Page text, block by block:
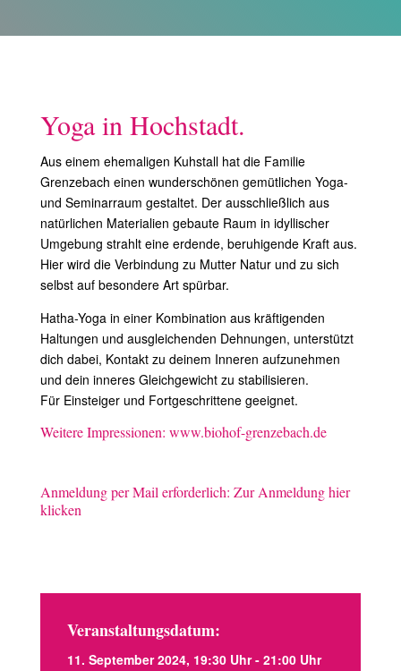
Yoga in Hochstadt.
Aus einem ehemaligen Kuhstall hat die Familie
Grenzebach einen wunderschönen gemütlichen Yoga-
und Seminarraum gestaltet. Der ausschließlich aus
natürlichen Materialien gebaute Raum in idyllischer
Umgebung strahlt eine erdende, beruhigende Kraft aus.
Hier wird die Verbindung zu Mutter Natur und zu sich
selbst auf besondere Art spürbar.
Hatha-Yoga in einer Kombination aus kräftigenden
Haltungen und ausgleichenden Dehnungen, unterstützt
dich dabei, Kontakt zu deinem Inneren aufzunehmen
und dein inneres Gleichgewicht zu stabilisieren.
Für Einsteiger und Fortgeschrittene geeignet.
Weitere Impressionen: www.biohof-grenzebach.de
Anmeldung per Mail erforderlich: Zur Anmeldung hier
klicken
Veranstaltungsdatum:
11. September 2024, 19:30 Uhr - 21:00 Uhr